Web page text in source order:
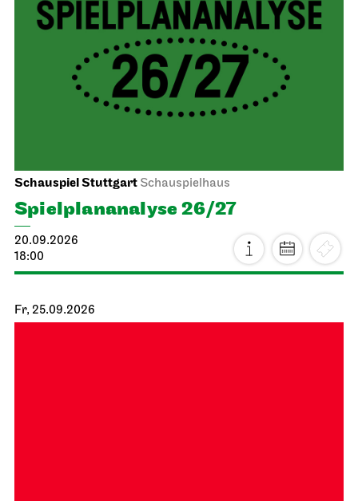
Schauspiel Stuttgart Schauspielhaus
Spiel­plan­analyse 26/27
20.09.2026
18:00
Fr, 25.09.2026